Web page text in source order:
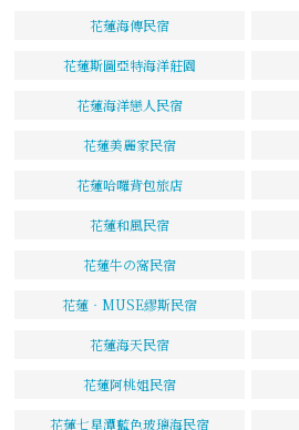
花蓮海傳民宿
花蓮斯圖亞特海洋莊園
花蓮海洋戀人民宿
花蓮美麗家民宿
花蓮哈囉背包旅店
花蓮和風民宿
花蓮牛の窩民宿
花蓮‧MUSE繆斯民宿
花蓮海天民宿
花蓮阿桃姐民宿
花蓮七星潭藍色玻璃海民宿